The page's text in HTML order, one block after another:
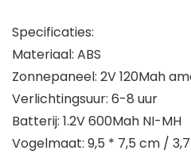
Specificaties:
Materiaal: ABS
Zonnepaneel: 2V 120Mah
Verlichtingsuur: 6-8 uur
Batterij: 1.2V 600Mah NI-MH
Vogelmaat: 9,5 * 7,5 cm /